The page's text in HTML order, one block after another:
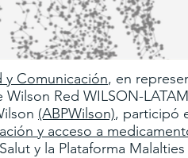
y Comunicación, en
Red WILSON-
(ABPWilson), participó
y acceso a
y la Plataforma